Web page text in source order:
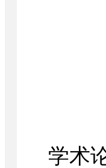
学术